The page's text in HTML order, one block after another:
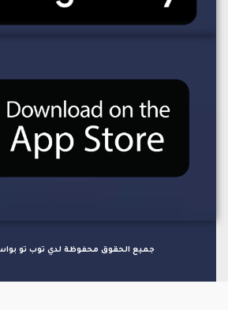
جميع الحقوق محفوظة لدي توب تو